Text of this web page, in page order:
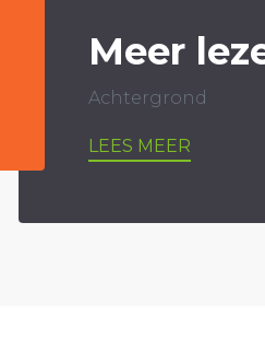
Meer
Achtergrond
LEES MEER